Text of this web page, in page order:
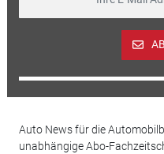
Auto News für die
unabhängige Abo-